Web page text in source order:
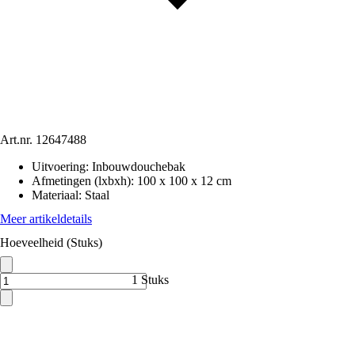
Art.nr. 12647488
Uitvoering: Inbouwdouchebak
Afmetingen (lxbxh): 100 x 100 x 12 cm
Materiaal: Staal
Meer artikeldetails
Hoeveelheid (Stuks)
1 Stuks